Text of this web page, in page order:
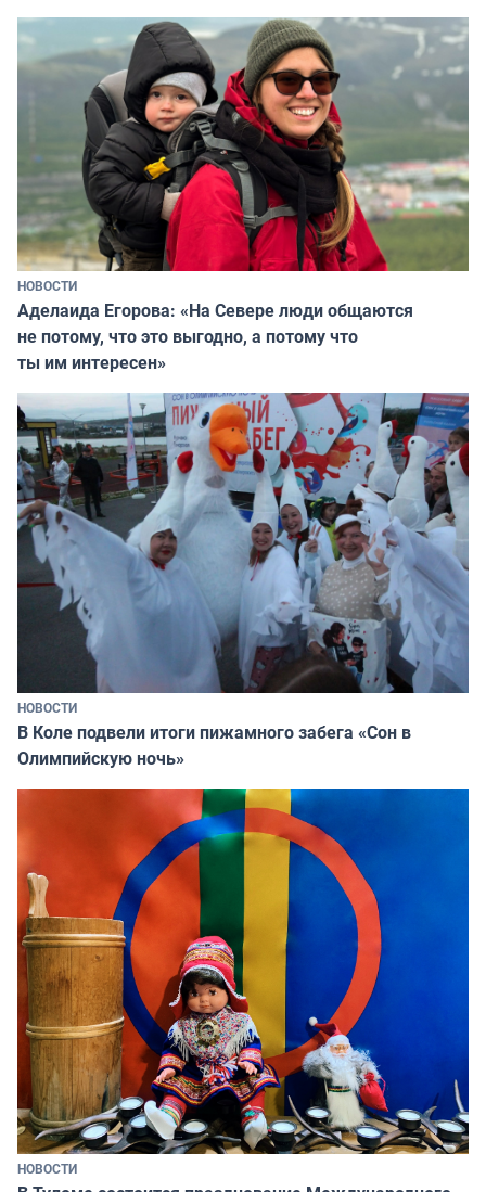
НОВОСТИ
Аделаида Егорова: «На Севере люди общаются
не потому, что это выгодно, а потому что
ты им интересен»
НОВОСТИ
В Коле подвели итоги пижамного забега «Сон в
Олимпийскую ночь»
НОВОСТИ